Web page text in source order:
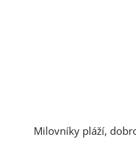
Milovníky pláží,